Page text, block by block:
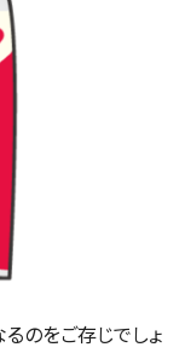
のをご存じでしょ